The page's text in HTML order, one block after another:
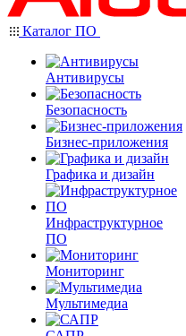
Каталог ПО
Антивирусы
Безопасность
Бизнес-приложения
Графика и дизайн
Инфраструктурное
ПО
Мониторинг
Мультимедиа